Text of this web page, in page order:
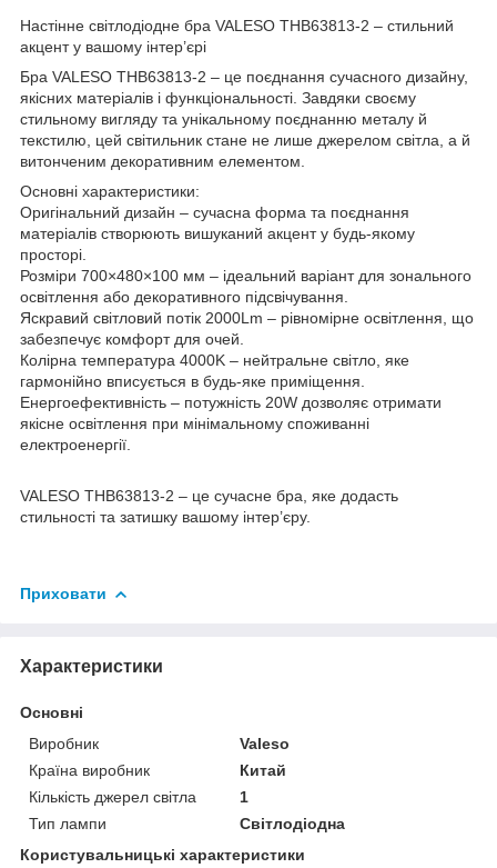
Настінне світлодіодне бра VALESO THB63813-2 – стильний
акцент у вашому інтер’єрі
Бра VALESO THB63813-2 – це поєднання сучасного дизайну,
якісних матеріалів і функціональності. Завдяки своєму
стильному вигляду та унікальному поєднанню металу й
текстилю, цей світильник стане не лише джерелом світла, а й
витонченим декоративним елементом.
Основні характеристики:
Оригінальний дизайн – сучасна форма та поєднання
матеріалів створюють вишуканий акцент у будь-якому
просторі.
Розміри 700×480×100 мм – ідеальний варіант для зонального
освітлення або декоративного підсвічування.
Яскравий світловий потік 2000Lm – рівномірне освітлення, що
забезпечує комфорт для очей.
Колірна температура 4000K – нейтральне світло, яке
гармонійно вписується в будь-яке приміщення.
Енергоефективність – потужність 20W дозволяє отримати
якісне освітлення при мінімальному споживанні
електроенергії.
VALESO THB63813-2 – це сучасне бра, яке додасть
стильності та затишку вашому інтер’єру.
Приховати
Характеристики
Основні
Виробник
Valeso
Країна виробник
Китай
Кількість джерел світла
1
Тип лампи
Світлодіодна
Користувальницькі характеристики